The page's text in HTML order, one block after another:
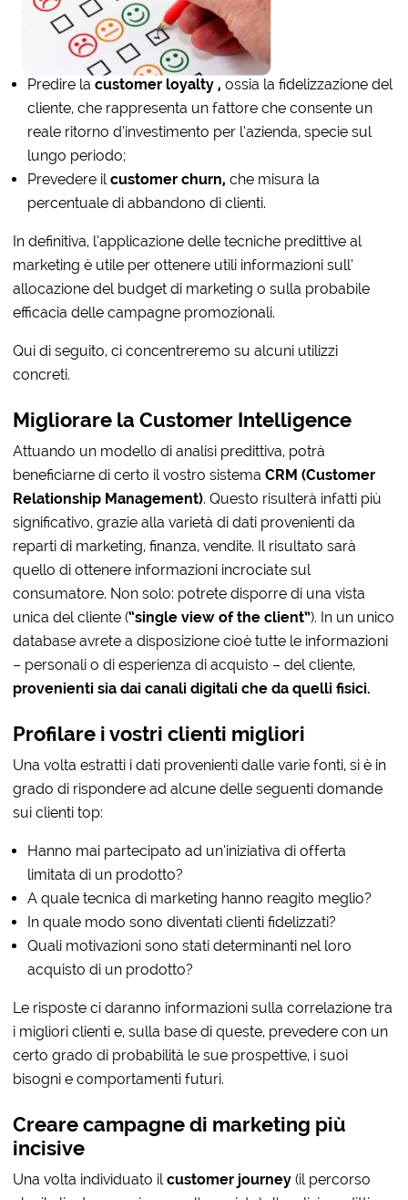
Predire lacustomer loyalty ,ossia la fidelizzazione del
cliente, che rappresenta un fattore che consente un
reale ritorno d’investimento per l’azienda, specie sul
lungo periodo;
Prevedere ilcustomer churn, che misura la
percentuale di abbandono di clienti.
In definitiva, l’applicazione delle tecniche predittive al
marketing è utile per ottenere utili informazioni sull’
allocazione del budget di marketing o sulla probabile
efficacia delle campagne promozionali.
Qui di seguito, ci concentreremo su alcuni utilizzi
concreti.
Migliorare la Customer Intelligence
Attuando un modello di analisi predittiva, potrà
beneficiarne di certo il vostro sistemaCRM (Customer
Relationship Management). Questo risulterà infatti più
significativo, grazie alla varietà di dati provenienti da
reparti di marketing, finanza, vendite. Il risultato sarà
quello di ottenere informazioni incrociate sul
consumatore. Non solo: potrete disporre di una vista
unica del cliente (“single view of the client”). In un unico
database avrete a disposizione cioè tutte le informazioni
– personali o di esperienza di acquisto – del cliente,
provenienti sia dai canali digitali che da quelli fisici.
Profilare i vostri clienti migliori
Una volta estratti i dati provenienti dalle varie fonti, si è in
grado di rispondere ad alcune delle seguenti domande
sui clienti top:
Hanno mai partecipato ad un’iniziativa di offerta
limitata di un prodotto?
A quale tecnica di marketing hanno reagito meglio?
In quale modo sono diventati clienti fidelizzati?
Quali motivazioni sono stati determinanti nel loro
acquisto di un prodotto?
Le risposte ci daranno informazioni sulla correlazione tra
i migliori clienti e, sulla base di queste, prevedere con un
certo grado di probabilità le sue prospettive, i suoi
bisogni e comportamenti futuri.
Creare campagne di marketing più
incisive
Una volta individuato ilcustomer journey(il percorso